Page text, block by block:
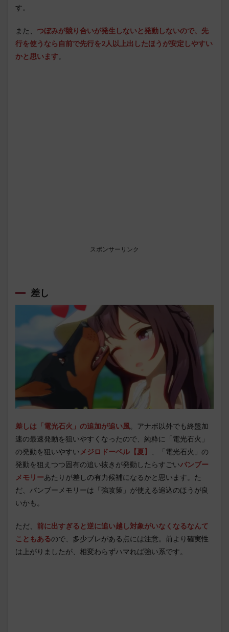
す。
また、 つぼみが競り合いが発生しないと発動しないので、先
行を使うなら自前で先行を2人以上出したほうが安定しやすい
かと思います。
スポンサーリンク
差し
差しは「電光石火」の追加が追い風。アナボ以外でも終盤加
速の最速発動を狙いやすくなったので、純粋に「電光石火」
の発動を狙いやすい メジロドーベル【夏】
、「電光石火」の
発動を狙えつつ固有の追い抜きが発動したらすごいバンブー
メモリーあたりが差しの有力候補になるかと思います。た
だ、バンブーメモリーは「強攻策」が使える追込のほうが良
いかも。
ただ、 前に出すぎると逆に追い越し対象がいなくなるなんて
こともあるので、多少ブレがある点には注意。前より確実性
は上がりましたが、相変わらずハマれば強い系です。